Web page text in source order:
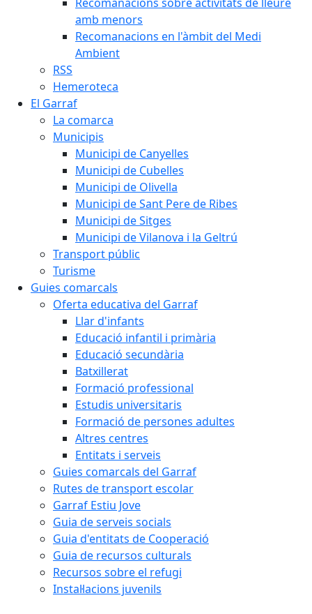
amb menors
Recomanacions en l'àmbit del Medi
Ambient
RSS
Hemeroteca
El Garraf
La comarca
Municipis
Municipi de Canyelles
Municipi de Cubelles
Municipi de Olivella
Municipi de Sant Pere de Ribes
Municipi de Sitges
Municipi de Vilanova i la Geltrú
Transport públic
Turisme
Guies comarcals
Oferta educativa del Garraf
Llar d'infants
Educació infantil i primària
Educació secundària
Batxillerat
Formació professional
Estudis universitaris
Formació de persones adultes
Altres centres
Entitats i serveis
Guies comarcals del Garraf
Rutes de transport escolar
Garraf Estiu Jove
Guia de serveis socials
Guia d'entitats de Cooperació
Guia de recursos culturals
Recursos sobre el refugi
Instal·lacions juvenils